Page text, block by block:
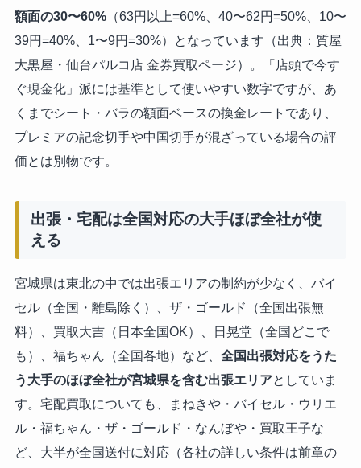
額面の30〜60%（63円以上=60%、40〜62円=50%、10〜
39円=40%、1〜9円=30%）となっています（出典：質屋
大黒屋・仙台パルコ店 金券買取ページ）。「店頭で今す
ぐ現金化」派には基準として使いやすい数字ですが、あ
くまでシート・バラの額面ベースの換金レートであり、
プレミアの記念切手や中国切手が混ざっている場合の評
価とは別物です。
出張・宅配は全国対応の大手ほぼ全社が使
える
宮城県は東北の中では出張エリアの制約が少なく、バイ
セル（全国・離島除く）、ザ・ゴールド（全国出張無
料）、買取大吉（日本全国OK）、日晃堂（全国どこで
も）、福ちゃん（全国各地）など、 全国出張対応をうた
う大手のほぼ全社が宮城県を含む出張エリアとしていま
す。宅配買取についても、まねきや・バイセル・ウリエ
ル・福ちゃん・ザ・ゴールド・なんぼや・買取王子な
ど、大半が全国送付に対応（各社の詳しい条件は前章の